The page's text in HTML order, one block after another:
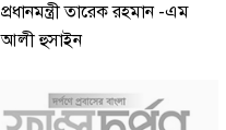
প্রধানমন্ত্রী তারেক রহমান -এম
আলী হুসাইন